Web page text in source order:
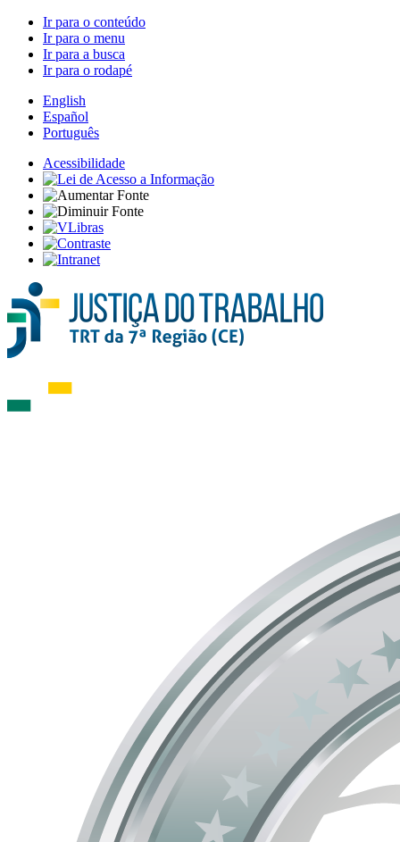
Ir para o conteúdo
Ir para o menu
Ir para a busca
Ir para o rodapé
English
Español
Português
Acessibilidade